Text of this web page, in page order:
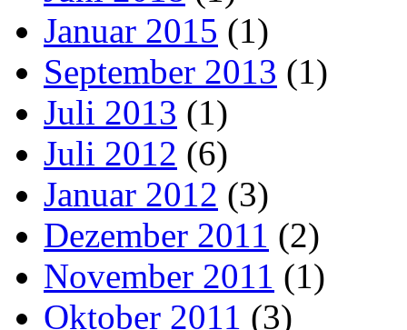
Januar 2015 (1)
September 2013 (1)
Juli 2013 (1)
Juli 2012 (6)
Januar 2012 (3)
Dezember 2011 (2)
November 2011 (1)
Oktober 2011 (3)